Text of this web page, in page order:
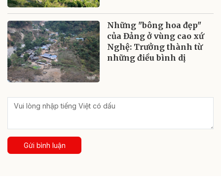
Những "bông hoa đẹp"
của Đảng ở vùng cao xứ
Nghệ: Trưởng thành từ
những điều bình dị
Gửi bình luận